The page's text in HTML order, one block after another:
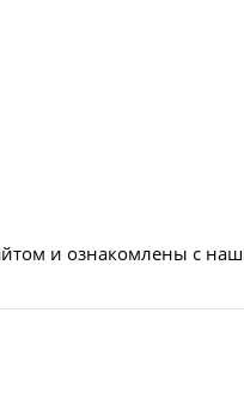
и ознакомлены с